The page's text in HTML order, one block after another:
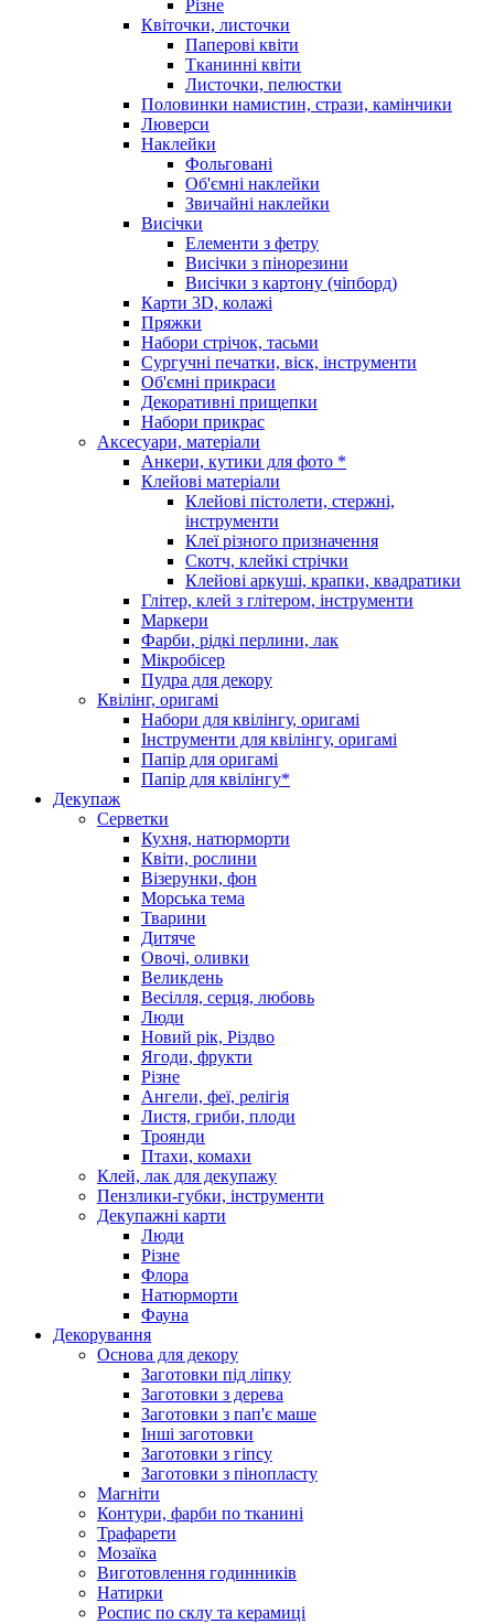
Різне
Квіточки, листочки
Паперові квіти
Тканинні квіти
Листочки, пелюстки
Половинки намистин, стрази, камінчики
Люверси
Наклейки
Фольговані
Об'ємні наклейки
Звичайні наклейки
Висічки
Елементи з фетру
Висічки з пінорезини
Висічки з картону (чіпборд)
Карти 3D, колажі
Пряжки
Набори стрічок, тасьми
Сургучні печатки, віск, інструменти
Об'ємні прикраси
Декоративні прищепки
Набори прикрас
Аксесуари, матеріали
Анкери, кутики для фото *
Клейові матеріали
Клейові пістолети, стержні,
інструменти
Клеї різного призначення
Скотч, клейкі стрічки
Клейові аркуші, крапки, квадратики
Глітер, клей з глітером, інструменти
Маркери
Фарби, рідкі перлини, лак
Мікробісер
Пудра для декору
Квілінг, оригамі
Набори для квілінгу, оригамі
Інструменти для квілінгу, оригамі
Папір для оригамі
Папір для квілінгу*
Декупаж
Серветки
Кухня, натюрморти
Квіти, рослини
Візерунки, фон
Морська тема
Тварини
Дитяче
Овочі, оливки
Великдень
Весілля, серця, любовь
Люди
Новий рік, Різдво
Ягоди, фрукти
Різне
Ангели, феї, релігія
Листя, гриби, плоди
Троянди
Птахи, комахи
Клей, лак для декупажу
Пензлики-губки, інструменти
Декупажні карти
Люди
Різне
Флора
Натюрморти
Фауна
Декорування
Основа для декору
Заготовки під ліпку
Заготовки з дерева
Заготовки з пап'є маше
Інші заготовки
Заготовки з гіпсу
Заготовки з пінопласту
Магніти
Контури, фарби по тканині
Трафарети
Мозаїка
Виготовлення годинників
Натирки
Роспис по склу та керамиці